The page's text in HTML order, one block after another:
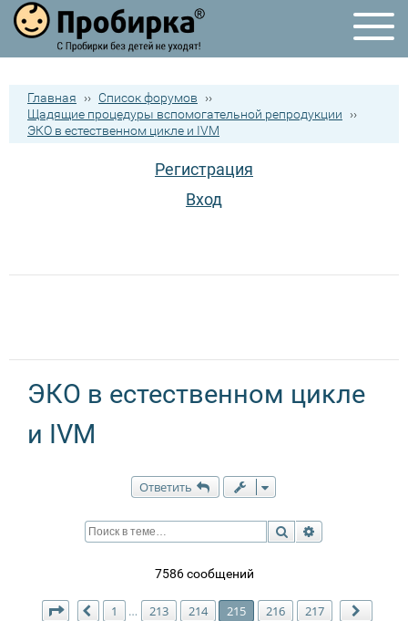
Главная ›› Список форумов
››
Щадящие процедуры вспомогательной репродукции
››
ЭКО в естественном цикле и IVM
Регистрация
Вход
ЭКО в естественном цикле
и IVM
Ответить
Поиск
7586 сообщений
Страница 215 из217
Пред.
1 … 213 214 215 216 217